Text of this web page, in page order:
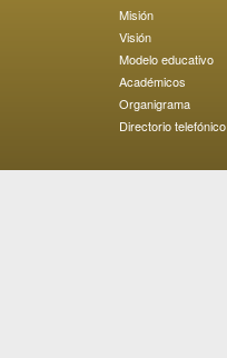
Misión
Visión
Modelo educativo
Académicos
Organigrama
Directorio telefónico